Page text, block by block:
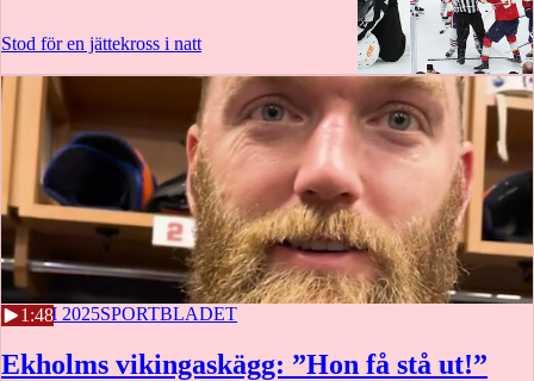
Stod för en jättekross i natt
1:48
9 JUNI 2025SPORTBLADET
Ekholms vikingaskägg: ”Hon få stå ut!”